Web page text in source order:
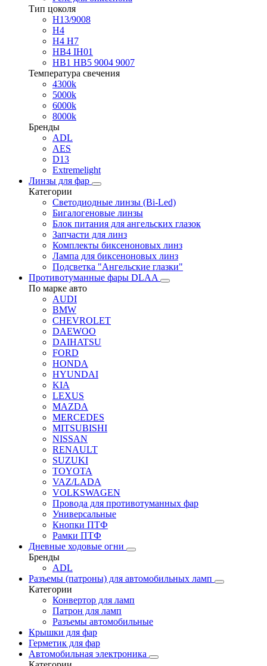
Тип цоколя
H13/9008
H4
H4 H7
HB4 IH01
HB1 HB5 9004 9007
Температура свечения
4300k
5000k
6000k
8000k
Бренды
ADL
AES
D13
Extremelight
Линзы для фар
Категории
Светодиодные линзы (Bi-Led)
Бигалогеновые линзы
Блок питания для ангельских глазок
Запчасти для линз
Комплекты биксеноновых линз
Лампа для биксеноновых линз
Подсветка "Ангельские глазки"
Противотуманные фары DLAA
По марке авто
AUDI
BMW
CHEVROLET
DAEWOO
DAIHATSU
FORD
HONDA
HYUNDAI
KIA
LEXUS
MAZDA
MERCEDES
MITSUBISHI
NISSAN
RENAULT
SUZUKI
TOYOTA
VAZ/LADA
VOLKSWAGEN
Провода для противотуманных фар
Универсальные
Кнопки ПТФ
Рамки ПТФ
Дневные ходовые огни
Бренды
ADL
Разъемы (патроны) для автомобильных ламп
Категории
Конвертор для ламп
Патрон для ламп
Разъемы автомобильные
Крышки для фар
Герметик для фар
Автомобильная электроника